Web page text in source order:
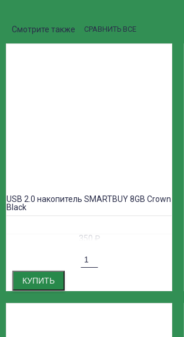
Смотрите также СРАВНИТЬ ВСЕ
USB 2.0 накопитель SMARTBUY 8GB Crown
Black
350 ₽
КУПИТЬ